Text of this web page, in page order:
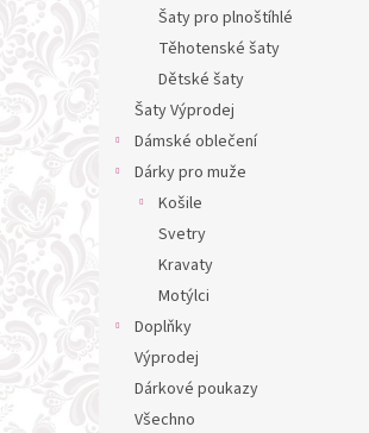
Šaty pro plnoštíhlé
Těhotenské šaty
Dětské šaty
Šaty Výprodej
Dámské oblečení
Dárky pro muže
Košile
Svetry
Kravaty
Motýlci
Doplňky
Výprodej
Dárkové poukazy
Všechno